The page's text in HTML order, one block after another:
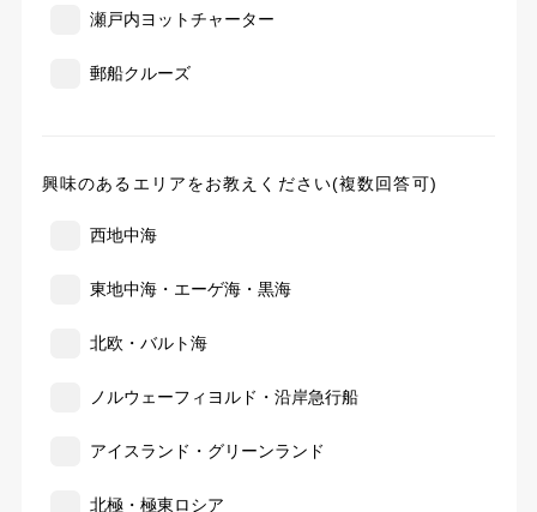
瀬戸内ヨットチャーター
郵船クルーズ
興味のあるエリアをお教えください(複数回答可)
西地中海
東地中海・エーゲ海・黒海
北欧・バルト海
ノルウェーフィヨルド・沿岸急行船
アイスランド・グリーンランド
北極・極東ロシア